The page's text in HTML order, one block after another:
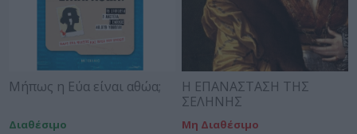
Μήπως η Εύα είναι αθώα;
Διαθέσιμο
Η ΕΠΑΝΑΣΤΑΣΗ ΤΗΣ
ΣΕΛΗΝΗΣ
Μη Διαθέσιμο